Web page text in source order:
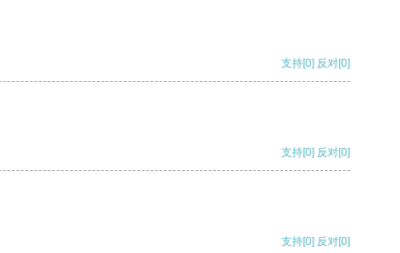
支持[0] 反对[0]
支持[0] 反对[0]
支持[0] 反对[0]